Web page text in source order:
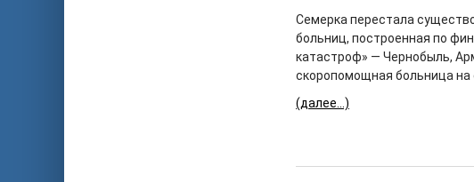
Семерка перестала
больниц, построенная по
катастроф» — Чернобыль,
скоропомощная больница на
(далее…)